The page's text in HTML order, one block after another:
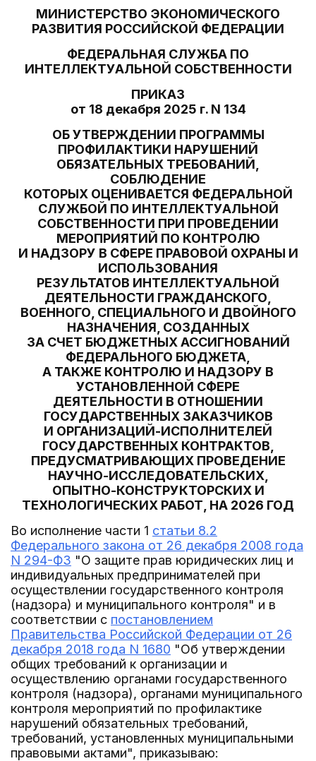
МИНИСТЕРСТВО ЭКОНОМИЧЕСКОГО
РАЗВИТИЯ РОССИЙСКОЙ ФЕДЕРАЦИИ
ФЕДЕРАЛЬНАЯ СЛУЖБА ПО
ИНТЕЛЛЕКТУАЛЬНОЙ СОБСТВЕННОСТИ
ПРИКАЗ
от 18 декабря 2025 г. N 134
ОБ УТВЕРЖДЕНИИ ПРОГРАММЫ
ПРОФИЛАКТИКИ НАРУШЕНИЙ
ОБЯЗАТЕЛЬНЫХ ТРЕБОВАНИЙ,
СОБЛЮДЕНИЕ
КОТОРЫХ ОЦЕНИВАЕТСЯ ФЕДЕРАЛЬНОЙ
СЛУЖБОЙ ПО ИНТЕЛЛЕКТУАЛЬНОЙ
СОБСТВЕННОСТИ ПРИ ПРОВЕДЕНИИ
МЕРОПРИЯТИЙ ПО КОНТРОЛЮ
И НАДЗОРУ В СФЕРЕ ПРАВОВОЙ ОХРАНЫ И
ИСПОЛЬЗОВАНИЯ
РЕЗУЛЬТАТОВ ИНТЕЛЛЕКТУАЛЬНОЙ
ДЕЯТЕЛЬНОСТИ ГРАЖДАНСКОГО,
ВОЕННОГО, СПЕЦИАЛЬНОГО И ДВОЙНОГО
НАЗНАЧЕНИЯ, СОЗДАННЫХ
ЗА СЧЕТ БЮДЖЕТНЫХ АССИГНОВАНИЙ
ФЕДЕРАЛЬНОГО БЮДЖЕТА,
А ТАКЖЕ КОНТРОЛЮ И НАДЗОРУ В
УСТАНОВЛЕННОЙ СФЕРЕ
ДЕЯТЕЛЬНОСТИ В ОТНОШЕНИИ
ГОСУДАРСТВЕННЫХ ЗАКАЗЧИКОВ
И ОРГАНИЗАЦИЙ-ИСПОЛНИТЕЛЕЙ
ГОСУДАРСТВЕННЫХ КОНТРАКТОВ,
ПРЕДУСМАТРИВАЮЩИХ ПРОВЕДЕНИЕ
НАУЧНО-ИССЛЕДОВАТЕЛЬСКИХ,
ОПЫТНО-КОНСТРУКТОРСКИХ И
ТЕХНОЛОГИЧЕСКИХ РАБОТ, НА 2026 ГОД
Во исполнение части 1 статьи 8.2
Федерального закона от 26 декабря 2008 года
N 294-ФЗ "О защите прав юридических лиц и
индивидуальных предпринимателей при
осуществлении государственного контроля
(надзора) и муниципального контроля" и в
соответствии с постановлением
Правительства Российской Федерации от 26
декабря 2018 года N 1680 "Об утверждении
общих требований к организации и
осуществлению органами государственного
контроля (надзора), органами муниципального
контроля мероприятий по профилактике
нарушений обязательных требований,
требований, установленных муниципальными
правовыми актами", приказываю: